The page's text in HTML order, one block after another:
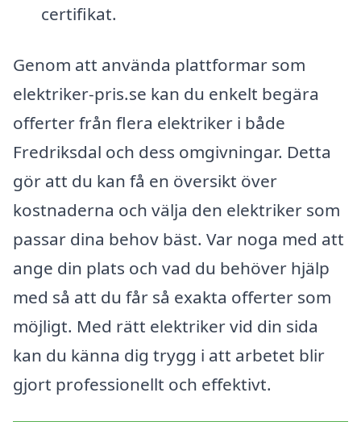
certifikat.
Genom att använda plattformar som
elektriker-pris.se kan du enkelt begära
offerter från flera elektriker i både
Fredriksdal och dess omgivningar. Detta
gör att du kan få en översikt över
kostnaderna och välja den elektriker som
passar dina behov bäst. Var noga med att
ange din plats och vad du behöver hjälp
med så att du får så exakta offerter som
möjligt. Med rätt elektriker vid din sida
kan du känna dig trygg i att arbetet blir
gjort professionellt och effektivt.